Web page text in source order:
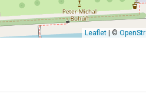
Leaflet| ©